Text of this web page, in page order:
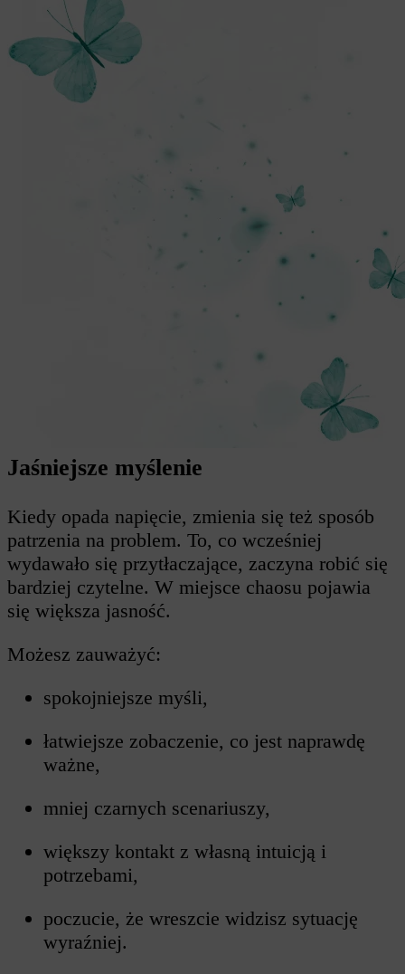
Jaśniejsze myślenie
Kiedy opada napięcie, zmienia się też sposób
patrzenia na problem. To, co wcześniej
wydawało się przytłaczające, zaczyna robić się
bardziej czytelne. W miejsce chaosu pojawia
się większa jasność.
Możesz zauważyć:
spokojniejsze myśli,
łatwiejsze zobaczenie, co jest naprawdę
ważne,
mniej czarnych scenariuszy,
większy kontakt z własną intuicją i
potrzebami,
poczucie, że wreszcie widzisz sytuację
wyraźniej.